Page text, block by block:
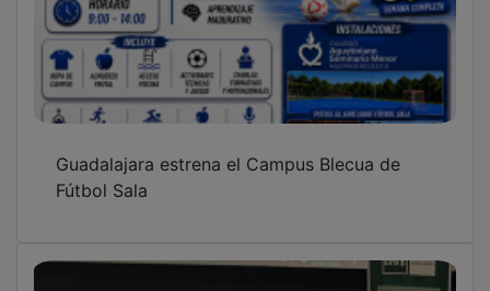
Azuqueca vuelve a acoger un Curso de
Verano de la UNED con la temática del
trauma